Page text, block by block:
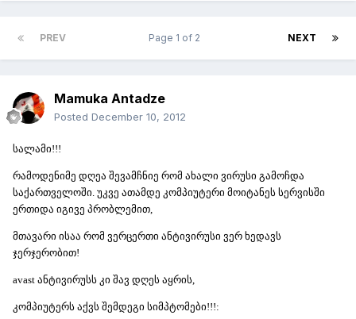
PREV NEXT
Page 1 of 2
Mamuka Antadze
Posted December 10, 2012
სალამი!!!
რამოდენიმე დღეა შევამჩნიე რომ ახალი ვირუსი გამოჩდა
საქართველოში. უკვე ათამდე კომპიუტერი მოიტანეს სერვისში
ერთიდა იგივე პრობლემით,
მთავარი ისაა რომ ვერცერთი ანტივირუსი ვერ ხედავს
ჯერჯერობით!
avast ანტივირუსს კი შავ დღეს აყრის,
კომპიუტერს აქვს შემდეგი სიმპტომები!!!: